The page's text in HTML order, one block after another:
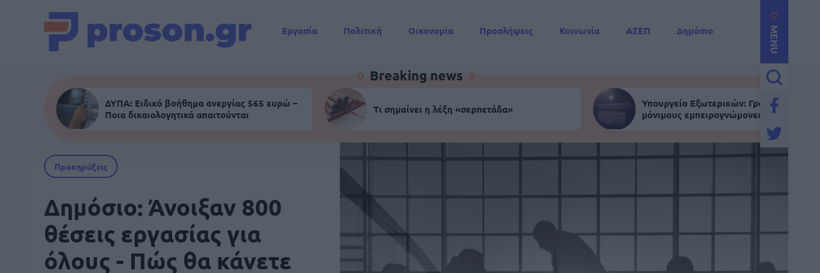
MENU
Εργασία Πολιτική Οικονομία Προσλήψεις Κοινωνία ΑΣΕΠ
Δημόσιο
Breaking news
ΔΥΠΑ: Ειδικό βοήθημα ανεργίας 565 ευρώ –
Ποια δικαιολογητικά απαιτούνται
Τι σημαίνει η λέξη «σερπετάδα»
Υπουργείο Εξωτερικών: Γραπτός για
μόνιμους εμπειρογνώμονες
Προκηρύξεις
Δημόσιο: Άνοιξαν 800
θέσεις εργασίας για
όλους - Πώς θα κάνετε